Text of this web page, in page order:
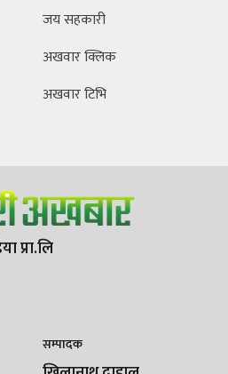
जय सहकारी
अखवार क्लिक
अखवार टिभि
प्रा.लि
सम्पादक